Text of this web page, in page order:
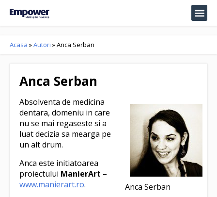
Acasa »Autori »Anca Serban
Anca Serban
Anca Serban
Absolventa de medicina
dentara, domeniu in care
nu se mai regaseste si a
luat decizia sa mearga pe
un alt drum.
Anca este initiatoarea
proiectului ManierArt –
www.manierart.ro.